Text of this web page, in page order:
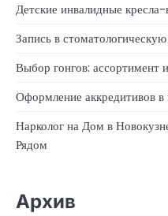
Детские инвалидные
Запись в
Выбор гонгов: ассортимент
Оформление аккредитивов
Нарколог на Дом в
Рядом
Архив